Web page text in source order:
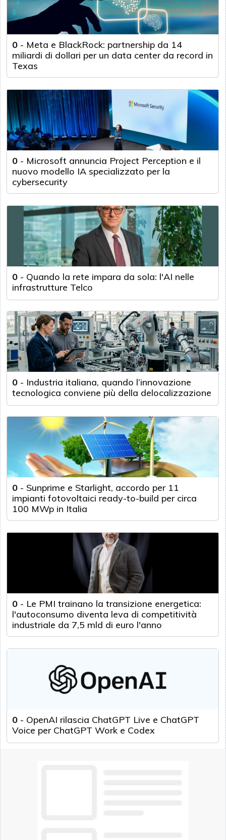
0 - Meta e BlackRock: partnership da 14
miliardi di dollari per un data center da record in
Texas
0 - Microsoft annuncia Project Perception e il
nuovo modello IA specializzato per la
cybersecurity
0 - Quando la rete impara da sola: l'AI nelle
infrastrutture Telco
0 - Industria italiana, quando l’innovazione
tecnologica conviene più della delocalizzazione
0 - Sunprime e Starlight, accordo per 11
impianti fotovoltaici ready-to-build per circa
100 MWp in Italia
0 - Le PMI trainano la transizione energetica:
l'autoconsumo diventa leva di competitività
industriale da 7,5 mld di euro l'anno
0 - OpenAI rilascia ChatGPT Live e ChatGPT
Voice per ChatGPT Work e Codex